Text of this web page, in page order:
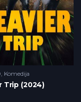
Komedija
Trip (2024)